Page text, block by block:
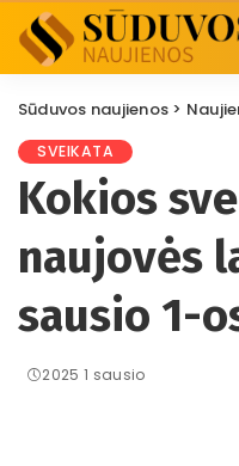
Sūduvos naujienos >
SVEIKATA
Kokios
naujovės
sausio 1-
2025 1 sausio